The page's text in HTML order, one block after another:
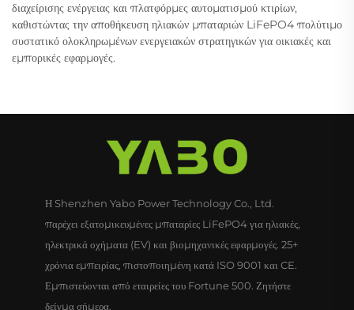
διαχείρισης ενέργειας και πλατφόρμες αυτοματισμού κτιρίων,
καθιστώντας την αποθήκευση ηλιακών μπαταριών LiFePO4 πολύτιμο
συστατικό ολοκληρωμένων ενεργειακών στρατηγικών για οικιακές και
εμπορικές εφαρμογές.
Η Shenzhen Yabo Power Technology Co., Ltd.
παρέχει εξατομικευμένες μπαταρίες LiFePO4 για ηλιακές,
ηλεκτρικά οχήματα (EV) και βιομηχανικές εφαρμογές. 25+
χρόνια εμπειρίας, πιστοποιημένη κατά ISO 9001 και CE.
Εμπιστεύονται από εταιρείες του Fortune 500. Ζητήστε
δείγμα σήμερα.